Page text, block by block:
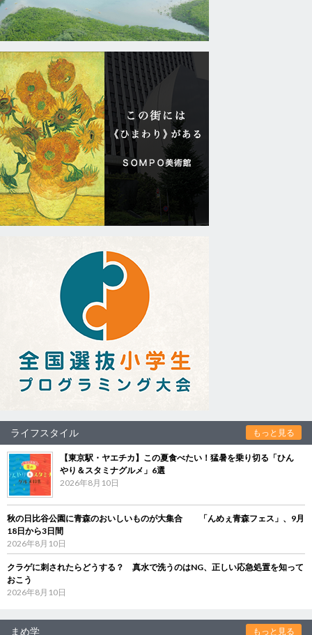
ライフスタイル もっと見る
【東京駅・ヤエチカ】この夏食べたい！猛暑を乗り切る「ひん
やり＆スタミナグルメ」6選
2026年8月10日
秋の日比谷公園に青森のおいしいものが大集合 「んめぇ青森フェス」、9月
18日から3日間
2026年8月10日
クラゲに刺されたらどうする？ 真水で洗うのはNG、正しい応急処置を知って
おこう
2026年8月10日
まめ学 もっと見る